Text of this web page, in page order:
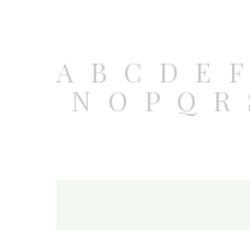
A B C D E F
N O P Q R